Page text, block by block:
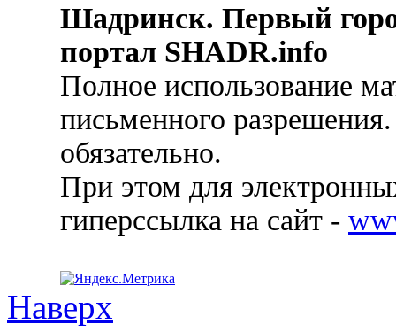
Шадринск. Первый
портал SHADR.info
Полное использование
письменного
обязательно.
При этом для
гиперссылка на сайт -
Наверх